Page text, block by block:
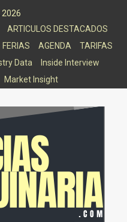
2026
ARTICULOS DESTACADOS
FERIAS AGENDA
TARIFAS
Data
Inside Interview
Market Insight